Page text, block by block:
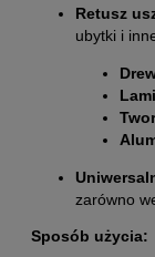
Retusz
ubytki i
zarówno
Sposób użycia: